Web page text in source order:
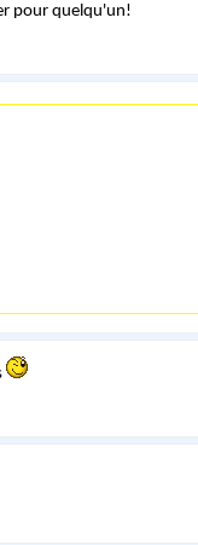
pour quelqu'un!